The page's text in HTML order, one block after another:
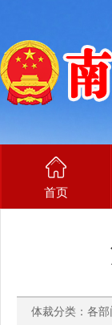
首页
体裁分类：各